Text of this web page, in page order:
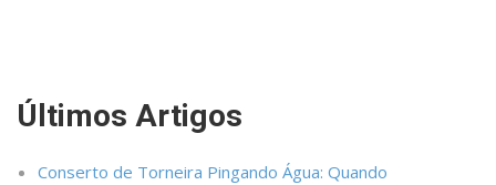
Últimos Artigos
Conserto de Torneira Pingando Água: Quando